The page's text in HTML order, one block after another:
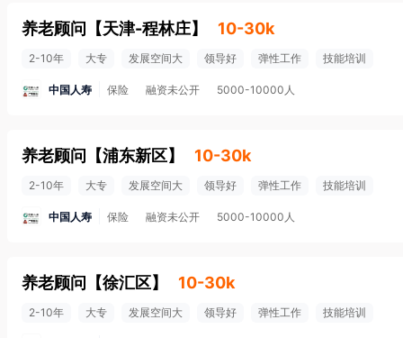
养老顾问 【天津-程林庄】 10-30k
2-10年 大专 发展空间大 领导好 弹性工作 技能培训
中国人寿 保险 融资未公开 5000-10000人
养老顾问 【浦东新区】 10-30k
2-10年 大专 发展空间大 领导好 弹性工作 技能培训
中国人寿 保险 融资未公开 5000-10000人
养老顾问 【徐汇区】 10-30k
2-10年 大专 发展空间大 领导好 弹性工作 技能培训